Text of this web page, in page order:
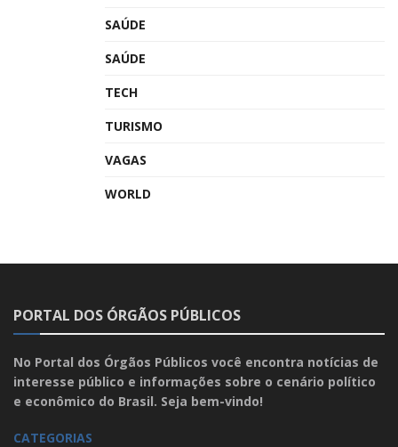
SAÚDE
SAÚDE
TECH
TURISMO
VAGAS
WORLD
PORTAL DOS ÓRGÃOS PÚBLICOS
No Portal dos Órgãos Públicos você encontra notícias de
interesse público e informações sobre o cenário político
e econômico do Brasil. Seja bem-vindo!
CATEGORIAS